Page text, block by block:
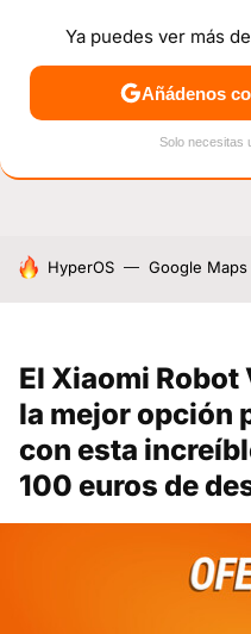
NOTICIAS MÓVILES
HOY SE HABLA DE
HyperOS Google Maps
El Xiaomi Robot
la mejor opción
con esta
100 euros de
Ya puedes ver más
Añádenos
Solo necesitas